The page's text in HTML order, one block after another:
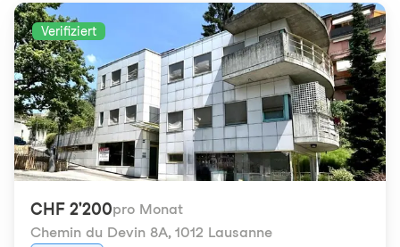
Verifiziert
CHF 2'200pro Monat
Chemin du Devin 8A, 1012 Lausanne